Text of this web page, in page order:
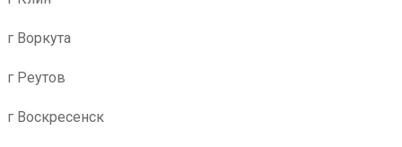
г Воркута
г Реутов
г Воскресенск